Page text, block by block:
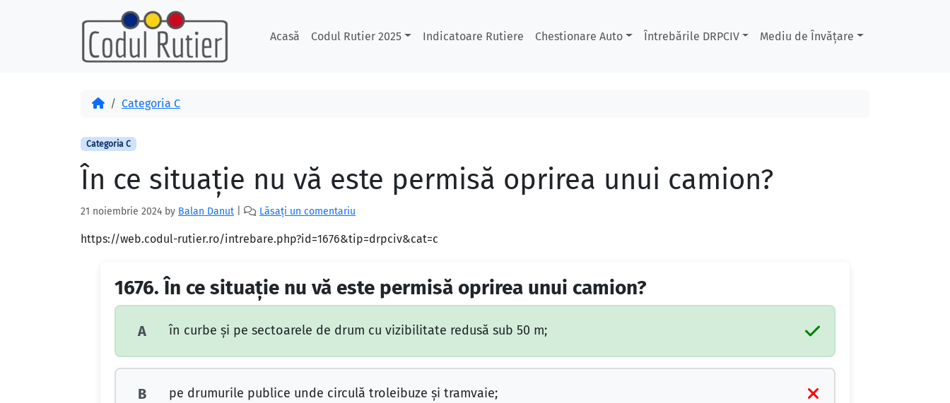
Acasă Codul Rutier 2025 Indicatoare Rutiere Chestionare Auto Întrebările DRPCIV Mediu de Învățare
AcasăCategoria C
Categoria C
În ce situaţie nu vă este permisă oprirea unui camion?
21 noiembrie 2024 by Balan Danut Lăsați un comentariu
https://web.codul-rutier.ro/intrebare.php?id=1676&tip=drpciv&cat=c
1676. În ce situaţie nu vă este permisă oprirea unui camion?
A în curbe şi pe sectoarele de drum cu vizibilitate redusă sub 50 m;
B pe drumurile publice unde circulă troleibuze şi tramvaie;